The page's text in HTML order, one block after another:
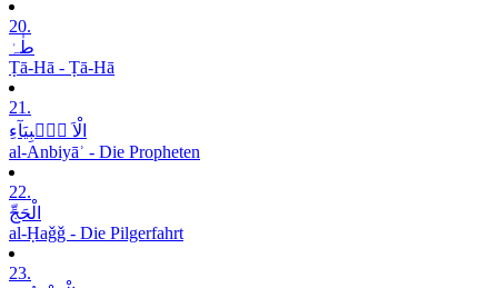
20.
طٰہٰ
Ṭā-Hā - Ṭā-Hā
21.
الْاَ نۡۢبِیَآءِ
al-Anbiyāʾ - Die Propheten
22.
الْحَجِّ
al-Ḥaǧǧ - Die Pilgerfahrt
23.